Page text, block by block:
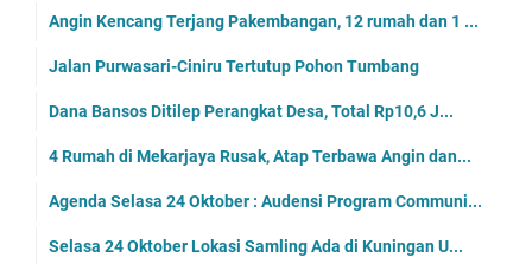
Angin Kencang Terjang Pakembangan, 12 rumah dan 1 ...
Jalan Purwasari-Ciniru Tertutup Pohon Tumbang
Dana Bansos Ditilep Perangkat Desa, Total Rp10,6 J...
4 Rumah di Mekarjaya Rusak, Atap Terbawa Angin dan...
Agenda Selasa 24 Oktober : Audensi Program Communi...
Selasa 24 Oktober Lokasi Samling Ada di Kuningan U...